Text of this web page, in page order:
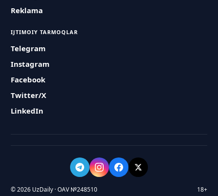
Reklama
IJTIMOIY TARMOQLAR
Telegram
Instagram
Facebook
Twitter/X
LinkedIn
© 2026 UzDaily · OAV №248510 18+